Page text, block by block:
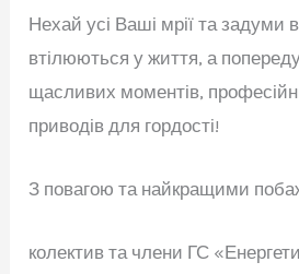
Нехай усі Ваші мрії та задуми
втілюються у життя, а
щасливих моментів,
приводів для гордості!
З повагою та найкращими
колектив та члени ГС